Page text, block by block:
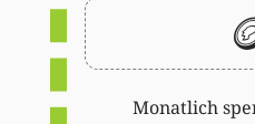
Monatlich